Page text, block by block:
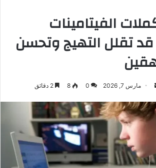
الفيتامينات
تقلل التهيج وتحسن
أرسل
إلكترونيا
مارس 7, 2026 0
8